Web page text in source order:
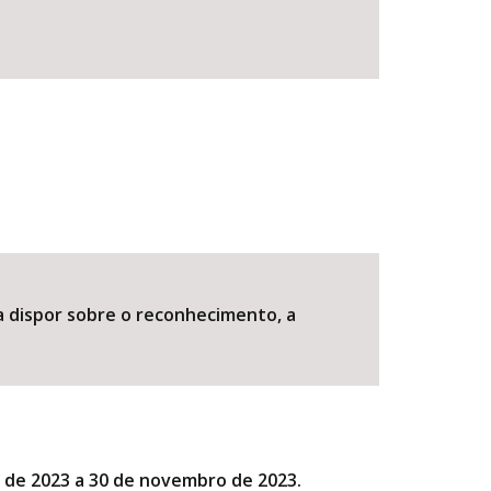
dispor sobre o reconhecimento, a
2023 a 30 de novembro de 2023.